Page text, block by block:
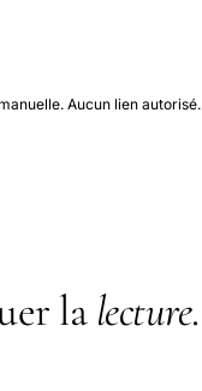
Aucun lien autorisé.
la lecture.